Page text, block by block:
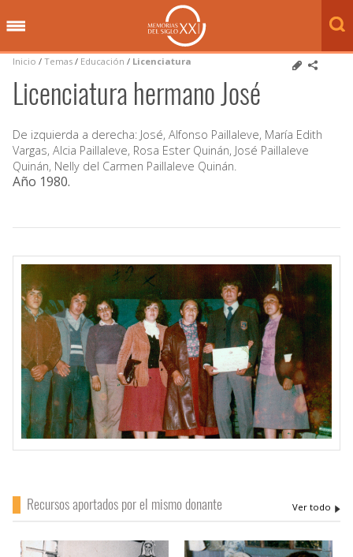
Inicio / Temas / Educación / Licenciatura
Licenciatura hermano José
De izquierda a derecha: José, Alfonso Paillaleve, María Edith
Vargas, Alcia Paillaleve, Rosa Ester Quinán, José Paillaleve
Quinán, Nelly del Carmen Paillaleve Quinán.
Año 1980.
Recursos aportados por el mismo donante